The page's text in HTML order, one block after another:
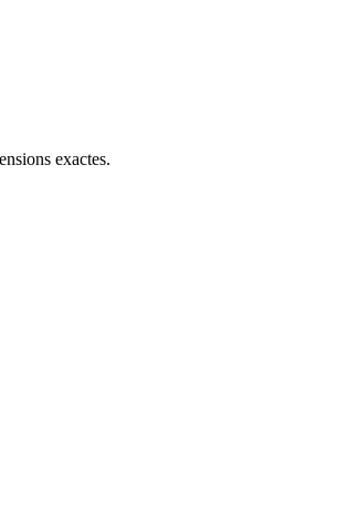
exactes.